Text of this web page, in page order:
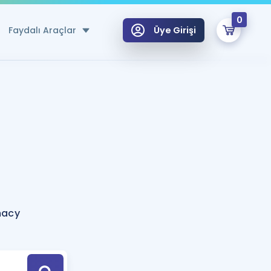
Faydalı Araçlar
Hesaplama Aracı
için Öneriler
Tek Takvimde
Üye Girişi
0
Hoca ile seni sınava hazırlayacak onlarca eğitim seni bekliyor!